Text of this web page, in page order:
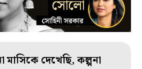
দেখেছি, কল্পনা